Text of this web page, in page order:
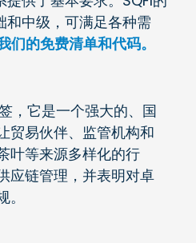
和中级，可满足各种需
们的免费清单和代码。
，它是一个强大的、国
贸易伙伴、监管机构和
叶等来源多样化的行
应链管理，并表明对卓